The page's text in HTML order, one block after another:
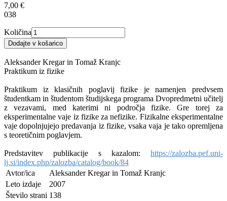
7,00 €
038
Količina
Dodajte v košarico
Aleksander Kregar in Tomaž Kranjc
Praktikum iz fizike
Praktikum iz klasičnih poglavij fizike je namenjen predvsem
študentkam in študentom študijskega programa Dvopredmetni učitelj
z vezavami, med katerimi ni področja fizike. Gre torej za
eksperimentalne vaje iz fizike za nefizike. Fizikalne eksperimentalne
vaje dopolnjujejo predavanja iz fizike, vsaka vaja je tako opremljena
s teoretičnim poglavjem.
Predstavitev publikacije s kazalom:
https://zalozba.pef.uni-
lj.si/index.php/zalozba/catalog/book/84
Avtor/ica
Aleksander Kregar in Tomaž Kranjc
Leto izdaje
2007
Število strani 138